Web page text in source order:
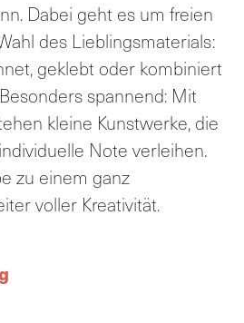
Dabei geht es um freien
des Lieblingsmaterials:
geklebt oder kombiniert
spannend: Mit
kleine Kunstwerke, die
Note verleihen.
zu einem ganz
voller Kreativität.